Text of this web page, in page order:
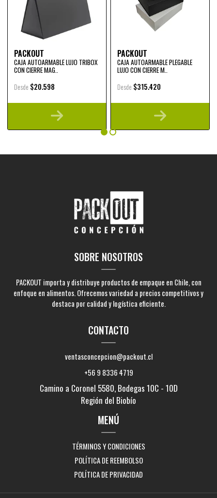
PACKOUT
CAJA AUTOARMABLE LUJO TRIBOX
CON CIERRE MAG..
Desde $20.598
PACKOUT
CAJA AUTOARMABLE PLEGABLE
LUJO CON CIERRE M..
Desde $315.420
SOBRE NOSOTROS
PACKOUT importa y distribuye productos de empaque en Chile, con
enfoque en alimentos. Ofrecemos variedad a precios competitivos y
destaca por calidad y logística eficiente.
CONTACTO
ventasconcepcion@packout.cl
+56 9 8336 4719
Camino a Coronel 5580, Bodegas 10C - 10D
Región del Biobío
MENÚ
TÉRMINOS Y CONDICIONES
POLÍTICA DE REEMBOLSO
POLÍTICA DE PRIVACIDAD